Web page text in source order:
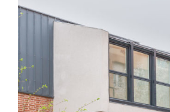
Toulouse (31) –
Bernard Palissy